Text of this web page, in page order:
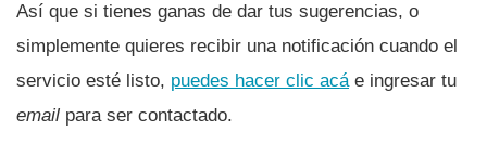
Así­ que si tienes ganas de dar tus sugerencias, o
simplemente quieres recibir una notificación cuando el
servicio esté listo, puedes hacer clic acáe ingresar tu
email para ser contactado.